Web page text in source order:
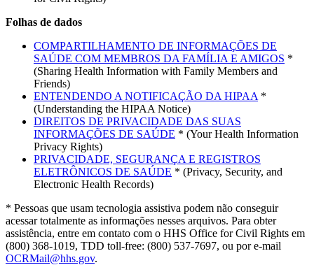
Folhas de dados
COMPARTILHAMENTO DE INFORMAÇÕES DE
SAÚDE COM MEMBROS DA FAMÍLIA E AMIGOS *
(Sharing Health Information with Family Members and
Friends)
ENTENDENDO A NOTIFICAÇÃO DA HIPAA *
(Understanding the HIPAA Notice)
DIREITOS DE PRIVACIDADE DAS SUAS
INFORMAÇÕES DE SAÚDE * (Your Health Information
Privacy Rights)
PRIVACIDADE, SEGURANÇA E REGISTROS
ELETRÔNICOS DE SAÚDE * (Privacy, Security, and
Electronic Health Records)
* Pessoas que usam tecnologia assistiva podem não conseguir
acessar totalmente as informações nesses arquivos. Para obter
assistência, entre em contato com o HHS Office for Civil Rights em
(800) 368-1019, TDD toll-free: (800) 537-7697, ou por e-mail
OCRMail@hhs.gov.